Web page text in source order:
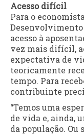
Acesso difícil
Para o
Desenvolvimento
acesso à
vez mais difícil,
expectativa de
teoricamente
tempo. Para
contribuinte
“Temos uma
de vida e, ainda,
da população. Ou